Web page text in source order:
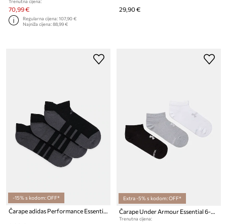
Trenutna cijena:
70,99 €
Regularna cijena:107,90 €
Najniža cijena:88,99 €
29,90 €
-15% s kodom: OFF* Extra -5% s kodom: OFF*
Čarape Under Armour Essential 6-pack
Trenutna cijena: